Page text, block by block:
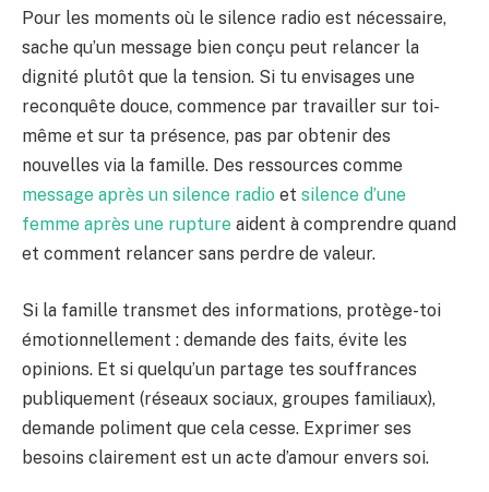
Pour les moments où le silence radio est nécessaire,
sache qu’un message bien conçu peut relancer la
dignité plutôt que la tension. Si tu envisages une
reconquête douce, commence par travailler sur toi-
même et sur ta présence, pas par obtenir des
nouvelles via la famille. Des ressources comme
message après un silence radio et silence d’une
femme après une rupture aident à comprendre quand
et comment relancer sans perdre de valeur.
Si la famille transmet des informations, protège-toi
émotionnellement : demande des faits, évite les
opinions. Et si quelqu’un partage tes souffrances
publiquement (réseaux sociaux, groupes familiaux),
demande poliment que cela cesse. Exprimer ses
besoins clairement est un acte d’amour envers soi.